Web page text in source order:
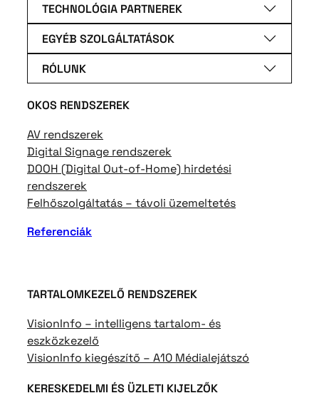
TECHNOLÓGIA PARTNEREK
EGYÉB SZOLGÁLTATÁSOK
RÓLUNK
OKOS RENDSZEREK
AV rendszerek
Digital Signage rendszerek
DOOH (Digital Out-of-Home) hirdetési
rendszerek
Felhőszolgáltatás – távoli üzemeltetés
Referenciák
TARTALOMKEZELŐ RENDSZEREK
VisionInfo – intelligens tartalom- és
eszközkezelő
VisionInfo kiegészítő – A10 Médialejátszó
KERESKEDELMI ÉS ÜZLETI KIJELZŐK